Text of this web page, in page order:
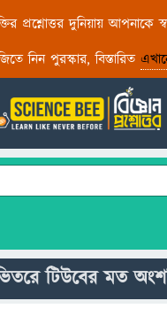
প্রশ্নোত্তর দুনিয়ায় আপনাকে
নিন পুরস্কার, বিস্তারিত
টিউবের মত